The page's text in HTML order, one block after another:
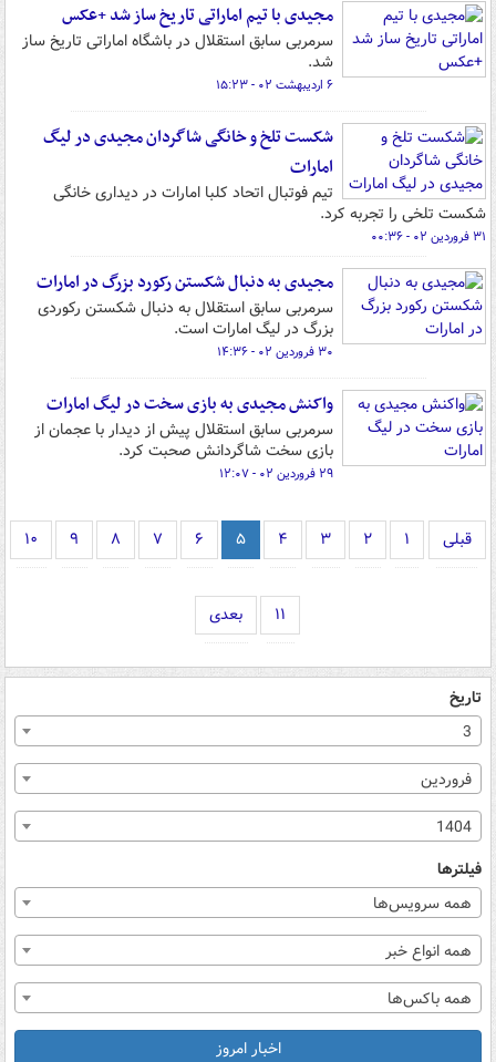
مجیدی با تیم اماراتی تاریخ ساز شد +عکس
سرمربی سابق استقلال در باشگاه اماراتی تاریخ ساز
شد.
۶ اردیبهشت ۰۲ - ۱۵:۲۳
شکست تلخ و خانگی شاگردان مجیدی در لیگ
امارات
تیم فوتبال اتحاد کلبا امارات در دیداری خانگی
شکست تلخی را تجربه کرد.
۳۱ فروردین ۰۲ - ۰۰:۳۶
مجیدی به دنبال شکستن رکورد بزرگ در امارات
سرمربی سابق استقلال به دنبال شکستن رکوردی
بزرگ در لیگ امارات است.
۳۰ فروردین ۰۲ - ۱۴:۳۶
واکنش مجیدی به بازی سخت در لیگ امارات
سرمربی سابق استقلال پیش از دیدار با عجمان از
بازی سخت شاگردانش صحبت کرد.
۲۹ فروردین ۰۲ - ۱۲:۰۷
قبلی ۱ ۲ ۳ ۴ ۵ ۶ ۷ ۸ ۹ ۱۰
۱۱ بعدی
تاریخ
3
فروردین
1404
فیلترها
همه سرویس‌ها
همه انواع خبر
همه باکس‌ها
اخبار امروز